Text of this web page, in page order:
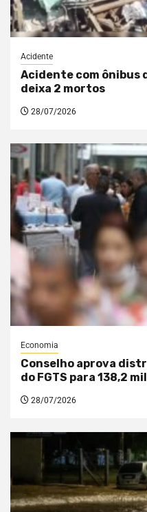
Acidente
Acidente com ônibus
deixa 2 mortos
28/07/2026
Economia
Conselho aprova
do FGTS para 138,2
28/07/2026